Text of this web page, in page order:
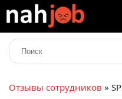
Отзывы сотрудников »